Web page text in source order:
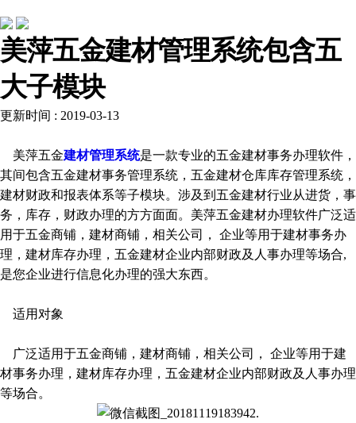
美萍五金建材管理系统包含五
大子模块
更新时间 : 2019-03-13
美萍五金建材管理系统是一款专业的五金建材事务办理软件，
其间包含五金建材事务管理系统，五金建材仓库库存管理系统，
建材财政和报表体系等子模块。涉及到五金建材行业从进货，事
务，库存，财政办理的方方面面。美萍五金建材办理软件广泛适
用于五金商铺，建材商铺，相关公司， 企业等用于建材事务办
理，建材库存办理，五金建材企业内部财政及人事办理等场合,
是您企业进行信息化办理的强大东西。
适用对象
广泛适用于五金商铺，建材商铺，相关公司， 企业等用于建
材事务办理，建材库存办理，五金建材企业内部财政及人事办理
等场合。